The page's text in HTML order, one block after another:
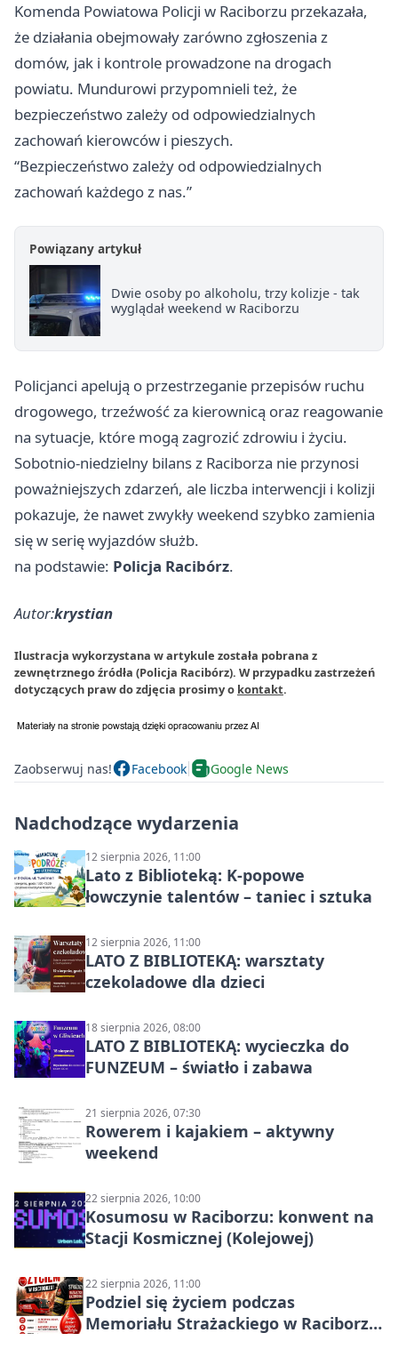
Komenda Powiatowa Policji w Raciborzu przekazała,
że działania obejmowały zarówno zgłoszenia z
domów, jak i kontrole prowadzone na drogach
powiatu. Mundurowi przypomnieli też, że
bezpieczeństwo zależy od odpowiedzialnych
zachowań kierowców i pieszych.
“Bezpieczeństwo zależy od odpowiedzialnych
zachowań każdego z nas.”
Powiązany artykuł
Dwie osoby po alkoholu, trzy kolizje - tak
wyglądał weekend w Raciborzu
Policjanci apelują o przestrzeganie przepisów ruchu
drogowego, trzeźwość za kierownicą oraz reagowanie
na sytuacje, które mogą zagrozić zdrowiu i życiu.
Sobotnio-niedzielny bilans z Raciborza nie przynosi
poważniejszych zdarzeń, ale liczba interwencji i kolizji
pokazuje, że nawet zwykły weekend szybko zamienia
się w serię wyjazdów służb.
na podstawie: Policja Racibórz.
Autor:krystian
Ilustracja wykorzystana w artykule została pobrana z
zewnętrznego źródła (Policja Racibórz). W przypadku zastrzeżeń
dotyczących praw do zdjęcia prosimy o kontakt.
Zaobserwuj nas! Facebook Google News
Nadchodzące wydarzenia
12 sierpnia 2026, 11:00
Lato z Biblioteką: K-popowe
łowczynie talentów – taniec i sztuka
12 sierpnia 2026, 11:00
LATO Z BIBLIOTEKĄ: warsztaty
czekoladowe dla dzieci
18 sierpnia 2026, 08:00
LATO Z BIBLIOTEKĄ: wycieczka do
FUNZEUM – światło i zabawa
21 sierpnia 2026, 07:30
Rowerem i kajakiem – aktywny
weekend
22 sierpnia 2026, 10:00
Kosumosu w Raciborzu: konwent na
Stacji Kosmicznej (Kolejowej)
22 sierpnia 2026, 11:00
Podziel się życiem podczas
Memoriału Strażackiego w Raciborzu